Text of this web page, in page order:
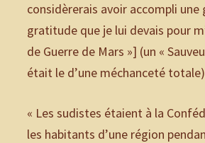
considèrerais avoir accompli
gratitude que je lui devais pour
de Guerre de Mars »] (un «
était le d’une méchanceté
« Les sudistes étaient à la
les habitants d’une région